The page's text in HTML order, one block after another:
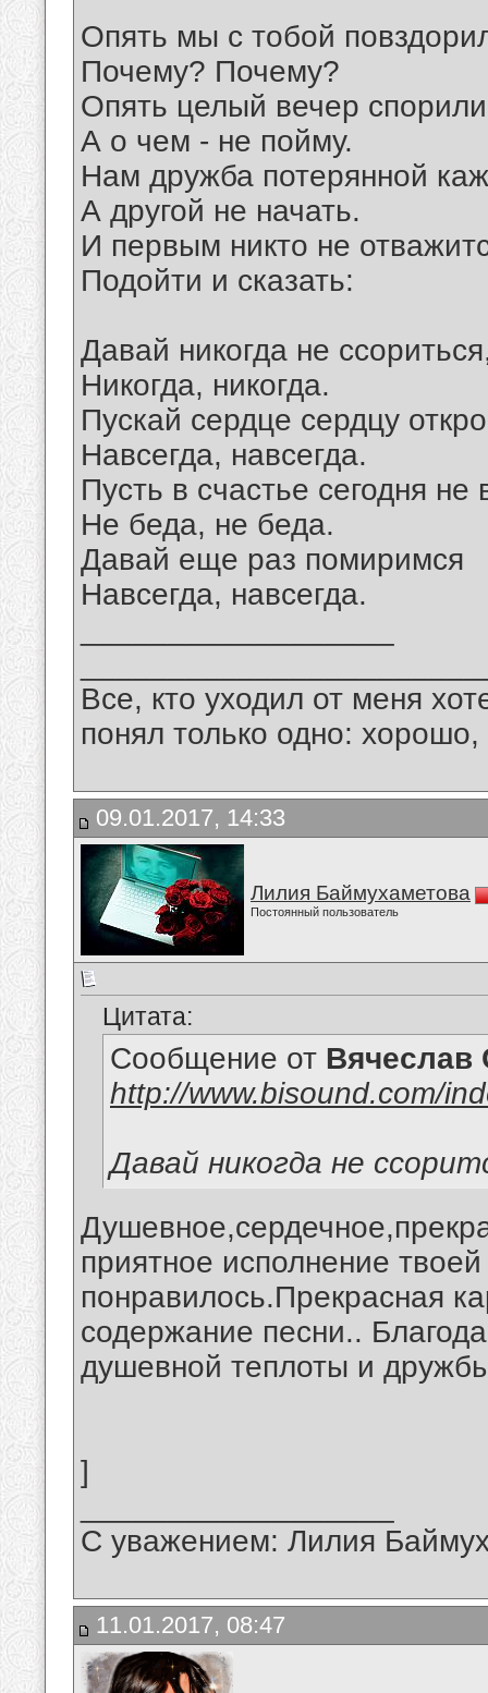
Опять мы с тобой
Почему? Почему?
Опять целый вечер
А о чем - не пойму.
Нам дружба потерянной
А другой не начать.
И первым никто не
Подойти и сказать:
Давай никогда не
Никогда, никогда.
Пускай сердце сердцу
Навсегда, навсегда.
Пусть в счастье сегодня не
Не беда, не беда.
Давай еще раз помиримся
Навсегда, навсегда.
Все, кто уходил от меня
понял только одно:
09.01.2017, 14:33
Лилия Баймухаметова
Постоянный пользователь
Цитата:
Сообщение от Вячеслав
http://www.bisound.com/
Давай никогда не
приятное исполнение
понравилось.Прекрасная
содержание песни..
душевной теплоты и
]
С уважением: Лилия
11.01.2017, 08:47